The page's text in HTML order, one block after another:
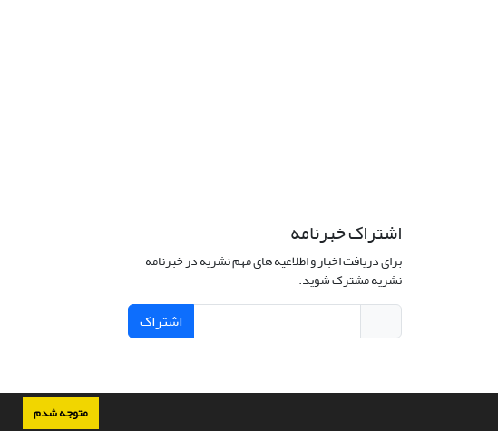
متوجه شدم
اشتراک خبرنامه
برای دریافت اخبار و اطلاعیه های مهم نشریه در خبرنامه
نشریه مشترک شوید.
اشتراک